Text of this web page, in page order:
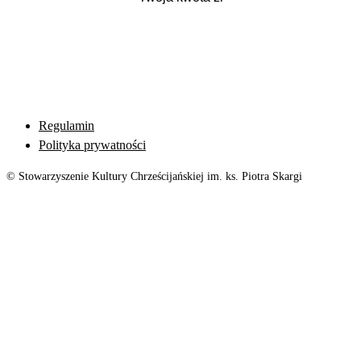
Regulamin
Polityka prywatności
© Stowarzyszenie Kultury Chrześcijańskiej im. ks. Piotra Skargi